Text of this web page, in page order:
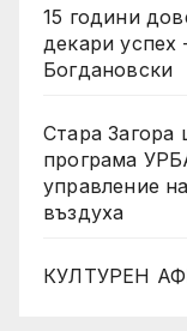
15 години
декари успех
Богдановски
Стара Загора
програма
управление
въздуха
КУЛТУРЕН